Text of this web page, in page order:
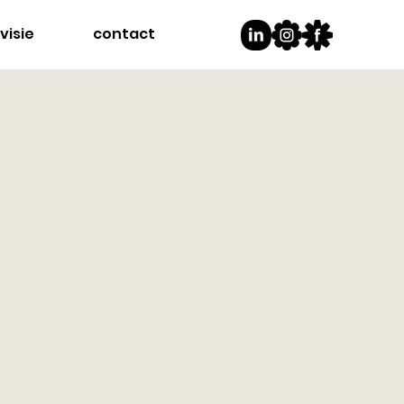
visie contact